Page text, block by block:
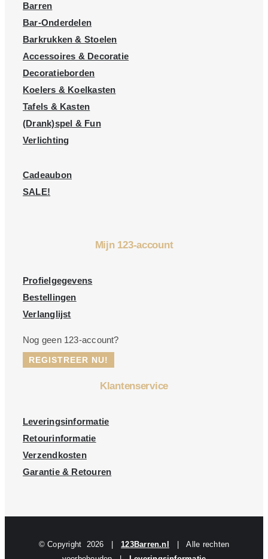
Barren
Bar-Onderdelen
Barkrukken & Stoelen
Accessoires & Decoratie
Decoratieborden
Koelers & Koelkasten
Tafels & Kasten
(Drank)spel & Fun
Verlichting
Cadeaubon
SALE!
Mijn 123-account
Profielgegevens
Bestellingen
Verlanglijst
Nog geen 123-account?
REGISTREER NU!
Klantenservice
Leveringsinformatie
Retourinformatie
Verzendkosten
Garantie & Retouren
© Copyright 2026 |123Barren.nl
| Alle rechten